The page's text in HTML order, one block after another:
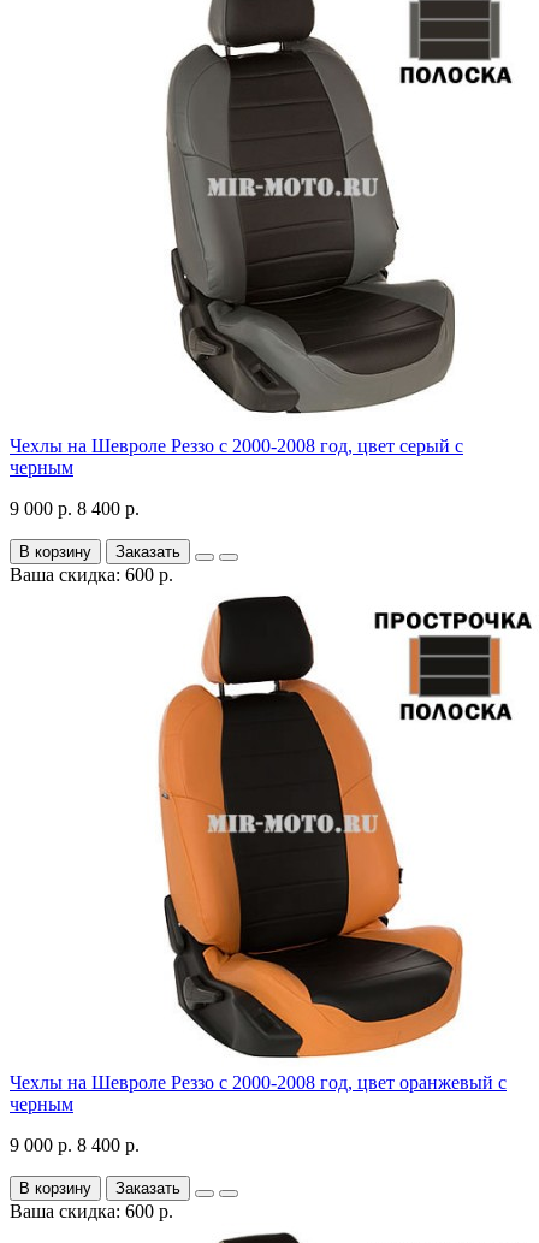
Чехлы на Шевроле Реззо с 2000-2008 год, цвет серый с
черным
9 000 р. 8 400 р.
В корзину Заказать
Ваша скидка: 600 р.
Чехлы на Шевроле Реззо с 2000-2008 год, цвет оранжевый с
черным
9 000 р. 8 400 р.
В корзину Заказать
Ваша скидка: 600 р.